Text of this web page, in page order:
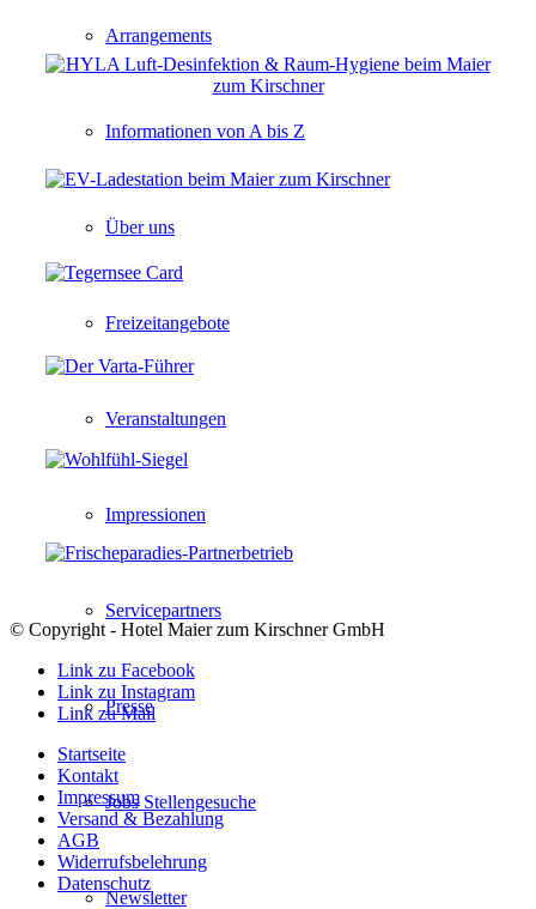
Arrangements
Informationen von A bis Z
Über uns
Freizeitangebote
Veranstaltungen
Impressionen
Servicepartners
Presse
Jobs Stellengesuche
Newsletter
© Copyright - Hotel Maier zum Kirschner GmbH
Link zu Facebook
Link zu Instagram
Link zu Mail
Startseite
Kontakt
Impressum
Versand & Bezahlung
AGB
Widerrufsbelehrung
Datenschutz